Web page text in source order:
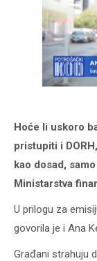
Hoće li uskoro
pristupiti i
kao dosad,
Ministarstva
U prilogu za
govorila je i Ana
Građani strahuju